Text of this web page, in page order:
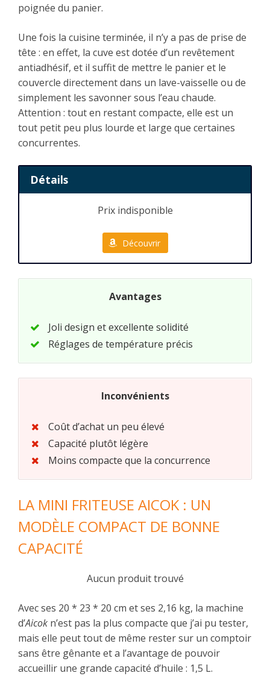
poignée du panier.
Une fois la cuisine terminée, il n’y a pas de prise de
tête : en effet, la cuve est dotée d’un revêtement
antiadhésif, et il suffit de mettre le panier et le
couvercle directement dans un lave-vaisselle ou de
simplement les savonner sous l’eau chaude.
Attention : tout en restant compacte, elle est un
tout petit peu plus lourde et large que certaines
concurrentes.
Détails
Prix indisponible
Découvrir
Avantages
Joli design et excellente solidité
Réglages de température précis
Inconvénients
Coût d’achat un peu élevé
Capacité plutôt légère
Moins compacte que la concurrence
LA MINI FRITEUSE AICOK : UN
MODÈLE COMPACT DE BONNE
CAPACITÉ
Aucun produit trouvé
Avec ses 20 * 23 * 20 cm et ses 2,16 kg, la machine
d’Aicok n’est pas la plus compacte que j’ai pu tester,
mais elle peut tout de même rester sur un comptoir
sans être gênante et a l’avantage de pouvoir
accueillir une grande capacité d’huile : 1,5 L.